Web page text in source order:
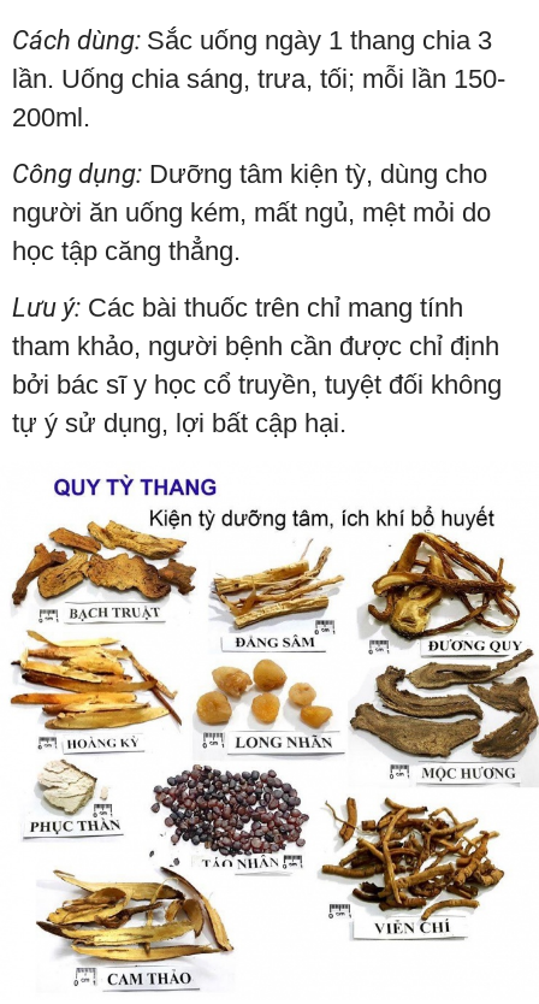
Cách dùng: Sắc uống ngày 1 thang chia 3
lần. Uống chia sáng, trưa, tối; mỗi lần 150-
200ml.
Công dụng: Dưỡng tâm kiện tỳ, dùng cho
người ăn uống kém, mất ngủ, mệt mỏi do
học tập căng thẳng.
Lưu ý: Các bài thuốc trên chỉ mang tính
tham khảo, người bệnh cần được chỉ định
bởi bác sĩ y học cổ truyền, tuyệt đối không
tự ý sử dụng, lợi bất cập hại.